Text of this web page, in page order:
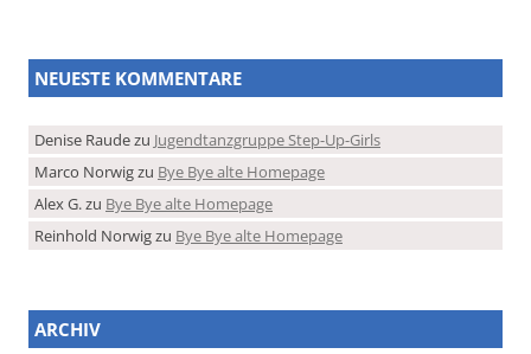
NEUESTE KOMMENTARE
Denise Raudezu Jugendtanzgruppe Step-Up-Girls
Marco Norwigzu Bye Bye alte Homepage
Alex G.zu Bye Bye alte Homepage
Reinhold Norwigzu Bye Bye alte Homepage
ARCHIV